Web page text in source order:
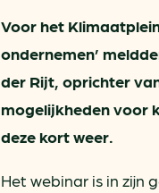
Voor het
ondernemen’
der Rijt, oprichter
mogelijkheden voor
deze kort weer.
Het webinar is in zijn